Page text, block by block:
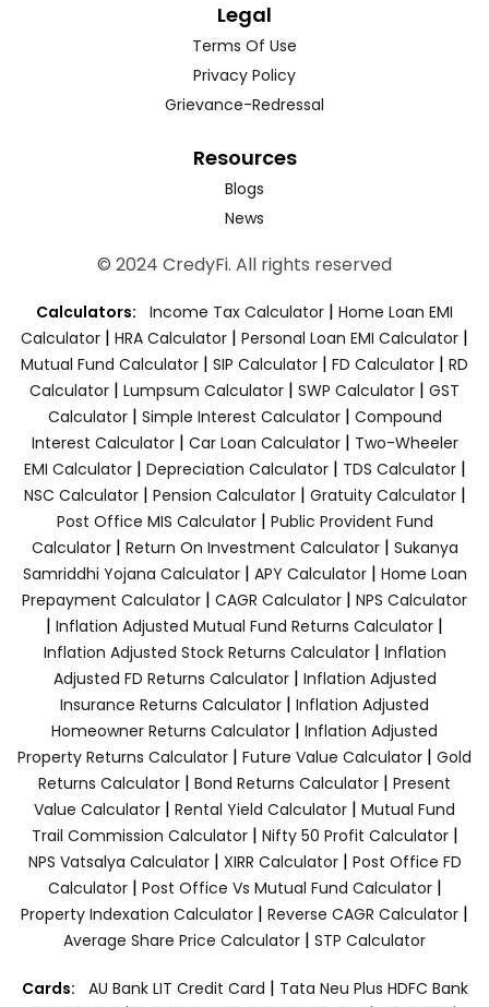
Legal
Terms Of Use
Privacy Policy
Grievance-Redressal
Resources
Blogs
News
© 2024 CredyFi. All rights reserved
Calculators: Income Tax Calculator | Home Loan EMI
Calculator | HRA Calculator | Personal Loan EMI Calculator |
Mutual Fund Calculator | SIP Calculator | FD Calculator | RD
Calculator | Lumpsum Calculator | SWP Calculator | GST
Calculator| Simple Interest Calculator| Compound
Interest Calculator| Car Loan Calculator| Two-Wheeler
EMI Calculator| Depreciation Calculator| TDS Calculator|
NSC Calculator| Pension Calculator| Gratuity Calculator|
Post Office MIS Calculator| Public Provident Fund
Calculator| Return On Investment Calculator| Sukanya
Samriddhi Yojana Calculator| APY Calculator| Home Loan
Prepayment Calculator | CAGR Calculator | NPS Calculator
| Inflation Adjusted Mutual Fund Returns Calculator |
Inflation Adjusted Stock Returns Calculator| Inflation
Adjusted FD Returns Calculator| Inflation Adjusted
Insurance Returns Calculator | Inflation Adjusted
Homeowner Returns Calculator | Inflation Adjusted
Property Returns Calculator | Future Value Calculator | Gold
Returns Calculator | Bond Returns Calculator | Present
Value Calculator | Rental Yield Calculator | Mutual Fund
Trail Commission Calculator| Nifty 50 Profit Calculator|
NPS Vatsalya Calculator| XIRR Calculator| Post Office FD
Calculator| Post Office Vs Mutual Fund Calculator|
Property Indexation Calculator | Reverse CAGR Calculator |
Average Share Price Calculator | STP Calculator
Cards: AU Bank LIT Credit Card | Tata Neu Plus HDFC Bank